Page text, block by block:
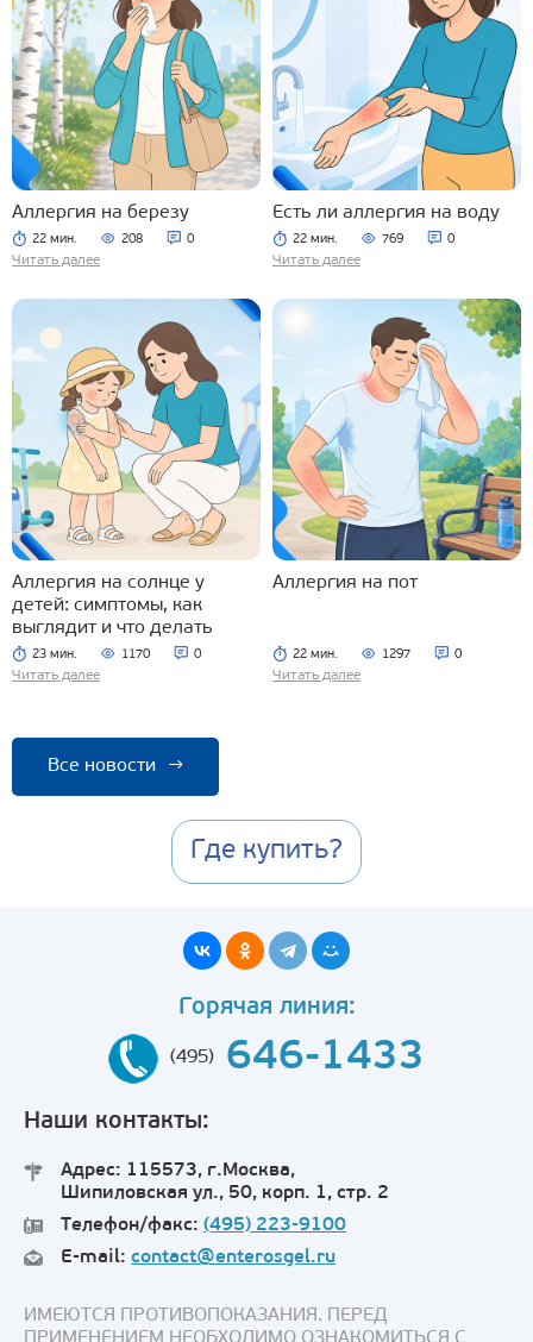
Аллергия на березу
22 мин. 208 0
Читать далее
Есть ли аллергия на воду
22 мин. 769 0
Читать далее
Аллергия на солнце у
детей: симптомы, как
выглядит и что делать
23 мин. 1170 0
Читать далее
Аллергия на пот
22 мин. 1297 0
Читать далее
Все новости →
Где купить?
Горячая линия:
(495) 646-1433
Наши контакты:
Адрес: 115573, г.Москва,
Шипиловская ул., 50, корп. 1, стр. 2
Телефон/факс: (495) 223-9100
E-mail: contact@enterosgel.ru
ИМЕЮТСЯ ПРОТИВОПОКАЗАНИЯ. ПЕРЕД
ПРИМЕНЕНИЕМ НЕОБХОДИМО ОЗНАКОМИТЬСЯ С